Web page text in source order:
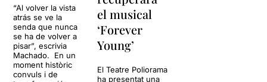
“Al volver la vista
atrás se ve la
senda que nunca
se ha de volver a
pisar”, escrivia
Machado. En un
moment històric
convuls i de
el musical
‘Forever
Young’
El Teatre Poliorama
ha presentat una